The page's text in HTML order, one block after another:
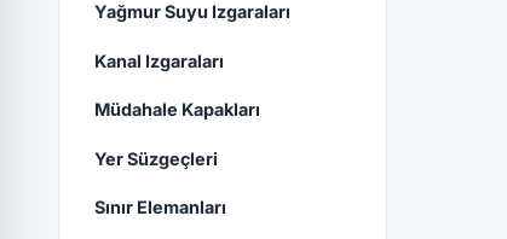
Yağmur Suyu Izgaraları
Kanal Izgaraları
Müdahale Kapakları
Yer Süzgeçleri
Sınır Elemanları